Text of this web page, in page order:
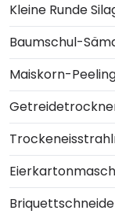
Kleine Runde
Baumschul-
Maiskorn-